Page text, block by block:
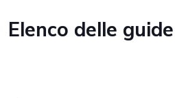
Elenco delle guide